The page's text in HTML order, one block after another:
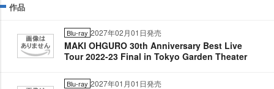
作品
Blu-ray 2027年02月01日発売
MAKI OHGURO 30th Anniversary Best Live
Tour 2022-23 Final in Tokyo Garden Theater
Blu-ray 2027年01月01日発売